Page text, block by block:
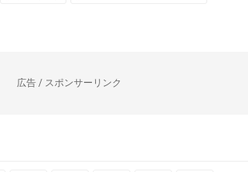
広告 / スポンサーリンク